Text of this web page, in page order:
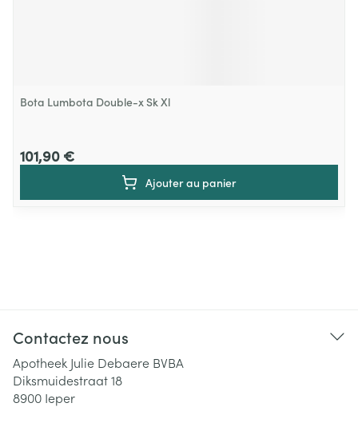
Bota Lumbota Double-x Sk Xl
101,90 €
Ajouter au panier
Contactez nous
Apotheek Julie Debaere BVBA
Diksmuidestraat 18
8900 Ieper